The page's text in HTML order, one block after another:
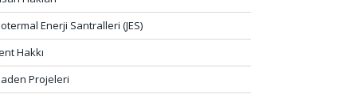
Enerji Santralleri (JES)
Hakkı
Projeleri